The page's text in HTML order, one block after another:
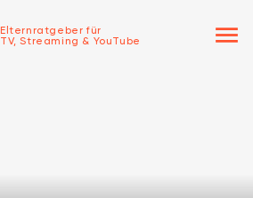
Elternratgeber für
TV, Streaming & YouTube
menu